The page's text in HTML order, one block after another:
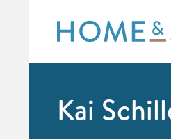
content
Kai